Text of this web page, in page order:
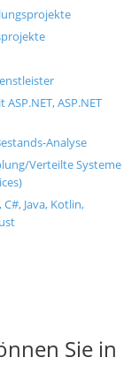
ASP.NET
Analyse
Verteilte Systeme
Java, Kotlin,
Sie in